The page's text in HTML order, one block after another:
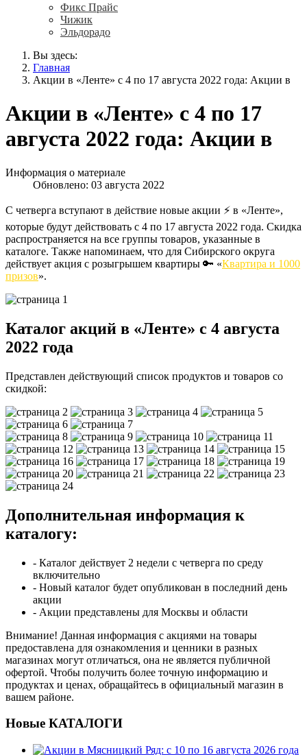
Фикс Прайс
Чижик
Эльдорадо
Вы здесь:
Главная
Акции в «Ленте» с 4 по 17 августа 2022 года: Акции в
Акции в «Ленте» с 4 по 17
августа 2022 года: Акции в
Информация о материале
Обновлено: 03 августа 2022
С четверга вступают в действие новые акции ⚡️ в «Ленте»,
которые будут действовать с 4 по 17 августа 2022 года. Скидка
распространяется на все группы товаров, указанные в
каталоге. Также напоминаем, что для Сибирского округа
действует акция с розыгрышем квартиры 🔑 «Квартира и 1000
призов».
Каталог акций в «Ленте» с 4 августа
2022 года
Представлен действующий список продуктов и товаров со
скидкой:
Дополнительная информация к
каталогу:
- Каталог действует 2 недели с четверга по среду
включительно
- Новый каталог будет опубликован в последний день
акции
- Акции представлены для Москвы и области
Внимание! Данная информация с акциями на товары
предоставлена для ознакомления и ценники в разных
магазинах могут отличаться, она не является публичной
офертой. Чтобы получить более точную информацию и
продуктах и ценах, обращайтесь в официальный магазин в
вашем районе.
Новые КАТАЛОГИ